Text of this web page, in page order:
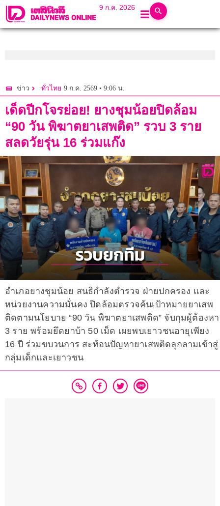
9 ก.ค. 2026
ข่าว ทั่วไทย 9 ก.ค. 2569 • 9:06 น.
เด็ดปีกโจรย่อย! ยางชุมน้อยปิดล้อม
“90 วัน พิฆาตยาเสพติด” รวบ 3 ราย
สลดวัยรุ่น 16 ร่วมแก๊ง
อำเภอยางชุมน้อย สนธิกำลังตำรวจ ฝ่ายปกครอง และ
หน่วยงานความมั่นคง ปิดล้อมตรวจค้นเป้าหมายยาเสพ
ติดตามนโยบาย “90 วัน พิฆาตยาเสพติด” จับกุมผู้ต้องหา
3 ราย พร้อมยึดยาบ้า 50 เม็ด เผยพบเยาวชนอายุเพียง
16 ปี ร่วมขบวนการ สะท้อนปัญหายาเสพติดลุกลามเข้าสู่
กลุ่มเด็กและเยาวชน